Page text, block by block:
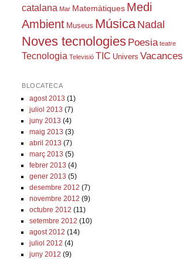
catalana Mar Matemàtiques Medi
Ambient Museus MúsicaNadal
Noves tecnologies Poesia teatre
Tecnologia Televisió TIC Univers Vacances
BLOCATECA
agost 2013 (1)
juliol 2013 (7)
juny 2013 (4)
maig 2013 (3)
abril 2013 (7)
març 2013 (5)
febrer 2013 (4)
gener 2013 (5)
desembre 2012 (7)
novembre 2012 (9)
octubre 2012 (11)
setembre 2012 (10)
agost 2012 (14)
juliol 2012 (4)
juny 2012 (9)